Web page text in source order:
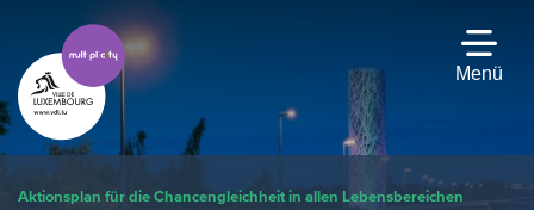
Hauptinhalt
gehen
Menü
Aktionsplan für die Chancengleichheit in allen Lebensbereichen